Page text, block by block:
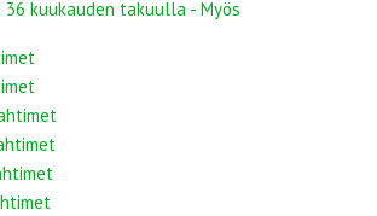
kuukauden takuulla - Myös